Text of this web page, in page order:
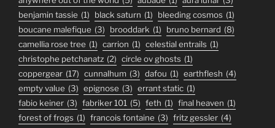
benjamin tassie (1) black saturn (1) bleeding cosmos (1)
boucane malefique (3) brooddark (1) bruno bernard (8)
camellia rose tree (1) carrion (1) celestial entrails (1)
christophe petchanatz (2) circle ov ghosts (1)
coppergear (17) cunnalhum (3) dafou (1) earthflesh (4)
empty value (3) epignose (3) errant static (1)
fabio keiner (3) fabriker 101 (5) feth (1) final heaven (1)
forest of frogs (1) francois fontaine (3) fritz gessler (4)